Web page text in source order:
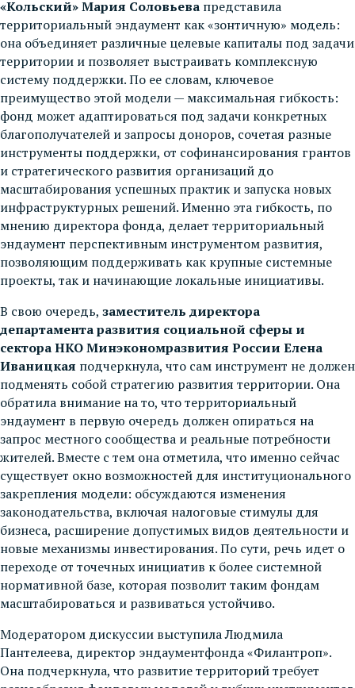
«Кольский» Мария Соловьева представила
территориальный эндаумент как «зонтичную» модель:
она объединяет различные целевые капиталы под задачи
территории и позволяет выстраивать комплексную
систему поддержки. По ее словам, ключевое
преимущество этой модели — максимальная гибкость:
фонд может адаптироваться под задачи конкретных
благополучателей и запросы доноров, сочетая разные
инструменты поддержки, от софинансирования грантов
и стратегического развития организаций до
масштабирования успешных практик и запуска новых
инфраструктурных решений. Именно эта гибкость, по
мнению директора фонда, делает территориальный
эндаумент перспективным инструментом развития,
позволяющим поддерживать как крупные системные
проекты, так и начинающие локальные инициативы.
В свою очередь, заместитель директора
департамента развития социальной сферы и
сектора НКО Минэкономразвития России Елена
Иваницкая подчеркнула, что сам инструмент не должен
подменять собой стратегию развития территории. Она
обратила внимание на то, что территориальный
эндаумент в первую очередь должен опираться на
запрос местного сообщества и реальные потребности
жителей. Вместе с тем она отметила, что именно сейчас
существует окно возможностей для институционального
закрепления модели: обсуждаются изменения
законодательства, включая налоговые стимулы для
бизнеса, расширение допустимых видов деятельности и
новые механизмы инвестирования. По сути, речь идет о
переходе от точечных инициатив к более системной
нормативной базе, которая позволит таким фондам
масштабироваться и развиваться устойчиво.
Модератором дискуссии выступила Людмила
Пантелеева, директор эндаументфонда «Филантроп».
Она подчеркнула, что развитие территорий требует